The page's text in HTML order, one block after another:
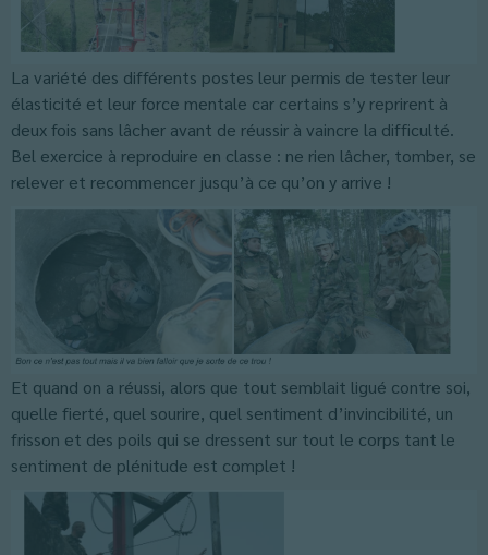
La variété des différents postes leur permis de tester leur
élasticité et leur force mentale car certains s’y reprirent à
deux fois sans lâcher avant de réussir à vaincre la difficulté.
Bel exercice à reproduire en classe : ne rien lâcher, tomber, se
relever et recommencer jusqu’à ce qu’on y arrive !
Et quand on a réussi, alors que tout semblait ligué contre soi,
quelle fierté, quel sourire, quel sentiment d’invincibilité, un
frisson et des poils qui se dressent sur tout le corps tant le
sentiment de plénitude est complet !